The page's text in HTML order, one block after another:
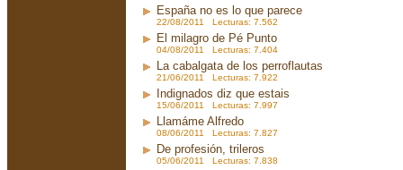
España no es lo que parece
22/08/2011 Lecturas: 7.562
El milagro de Pé Punto
04/08/2011 Lecturas: 7.404
La cabalgata de los perroflautas
21/06/2011 Lecturas: 7.922
Indignados diz que estais
15/06/2011 Lecturas: 7.997
Llamáme Alfredo
08/06/2011 Lecturas: 7.827
De profesión, trileros
05/06/2011 Lecturas: 7.838